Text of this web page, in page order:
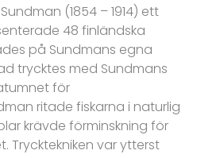
(1854 – 1914) ett
48 finländska
på Sundmans egna
trycktes med Sundmans
för
ritade fiskarna i naturlig
krävde förminskning för
Trycktekniken var ytterst